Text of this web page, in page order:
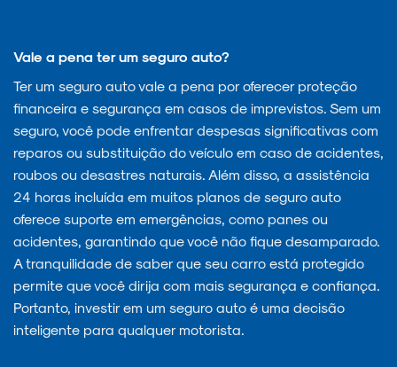
Vale a pena ter um seguro auto?
Ter um seguro auto vale a pena por oferecer proteção
financeira e segurança em casos de imprevistos. Sem um
seguro, você pode enfrentar despesas significativas com
reparos ou substituição do veículo em caso de acidentes,
roubos ou desastres naturais. Além disso, a assistência
24 horas incluída em muitos planos de seguro auto
oferece suporte em emergências, como panes ou
acidentes, garantindo que você não fique desamparado.
A tranquilidade de saber que seu carro está protegido
permite que você dirija com mais segurança e confiança.
Portanto, investir em um seguro auto é uma decisão
inteligente para qualquer motorista.